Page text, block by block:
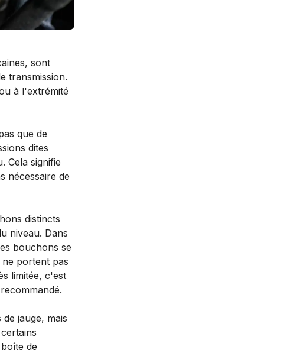
sont
transmission.
à l'extrémité
que de
dites
Cela signifie
nécessaire de
distincts
niveau. Dans
bouchons se
portent pas
limitée, c'est
jauge, mais
de